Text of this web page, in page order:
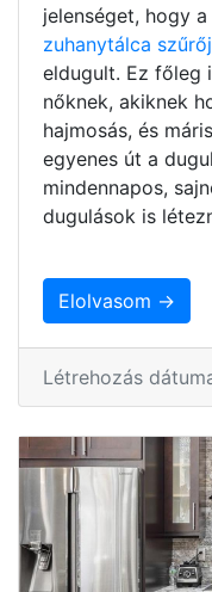
jelenséget, hogy
zuhanytálca
eldugult. Ez főleg
nőknek, akiknek
hajmosás, és
egyenes út a
mindennapos,
dugulások is
Elolvasom →
Létrehozás